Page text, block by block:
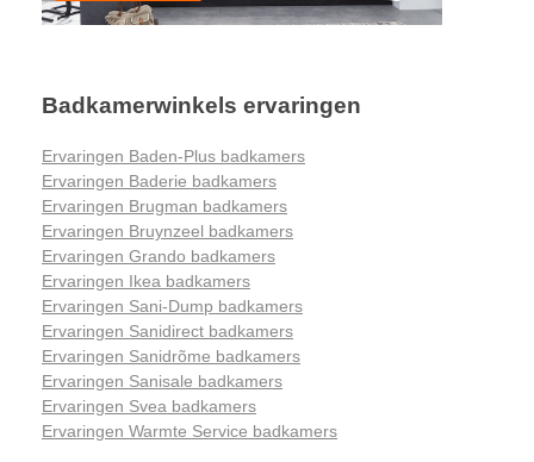
Badkamerwinkels ervaringen
Ervaringen Baden-Plus badkamers
Ervaringen Baderie badkamers
Ervaringen Brugman badkamers
Ervaringen Bruynzeel badkamers
Ervaringen Grando badkamers
Ervaringen Ikea badkamers
Ervaringen Sani-Dump badkamers
Ervaringen Sanidirect badkamers
Ervaringen Sanidrõme badkamers
Ervaringen Sanisale badkamers
Ervaringen Svea badkamers
Ervaringen Warmte Service badkamers